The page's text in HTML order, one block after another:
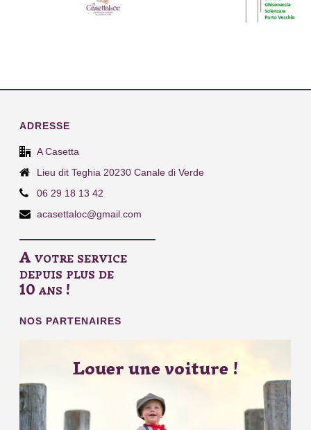
ADRESSE
A Casetta
Lieu dit Teghia 20230 Canale di Verde
06 29 18 13 42
acasettaloc@gmail.com
A votre service
depuis plus de
10 ans !
NOS PARTENAIRES
Louer une voiture !